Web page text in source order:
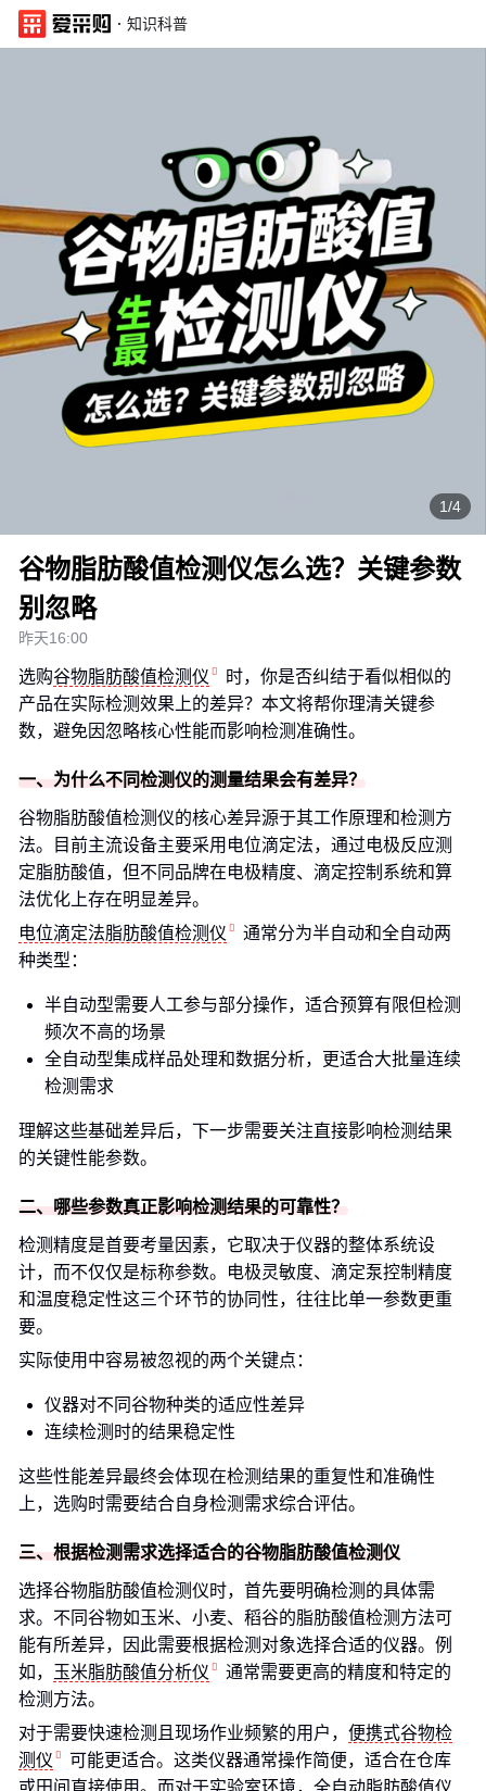
· 知识科普
1/4
谷物脂肪酸值检测仪怎么选？关键参数
别忽略
昨天16:00
选购谷物脂肪酸值检测仪
时，你是否纠结于看似相似的
产品在实际检测效果上的差异？本文将帮你理清关键参
数，避免因忽略核心性能而影响检测准确性。
一、为什么不同检测仪的测量结果会有差异？
谷物脂肪酸值检测仪的核心差异源于其工作原理和检测方
法。目前主流设备主要采用电位滴定法，通过电极反应测
定脂肪酸值，但不同品牌在电极精度、滴定控制系统和算
法优化上存在明显差异。
电位滴定法脂肪酸值检测仪
通常分为半自动和全自动两
种类型：
半自动型需要人工参与部分操作，适合预算有限但检测
频次不高的场景
全自动型集成样品处理和数据分析，更适合大批量连续
检测需求
理解这些基础差异后，下一步需要关注直接影响检测结果
的关键性能参数。
二、哪些参数真正影响检测结果的可靠性？
检测精度是首要考量因素，它取决于仪器的整体系统设
计，而不仅仅是标称参数。电极灵敏度、滴定泵控制精度
和温度稳定性这三个环节的协同性，往往比单一参数更重
要。
实际使用中容易被忽视的两个关键点：
仪器对不同谷物种类的适应性差异
连续检测时的结果稳定性
这些性能差异最终会体现在检测结果的重复性和准确性
上，选购时需要结合自身检测需求综合评估。
三、根据检测需求选择适合的谷物脂肪酸值检测仪
选择谷物脂肪酸值检测仪时，首先要明确检测的具体需
求。不同谷物如玉米、小麦、稻谷的脂肪酸值检测方法可
能有所差异，因此需要根据检测对象选择合适的仪器。例
如，
玉米脂肪酸值分析仪
通常需要更高的精度和特定的
检测方法。
对于需要快速检测且现场作业频繁的用户， 便携式谷物检
测仪
可能更适合。这类仪器通常操作简便，适合在仓库
或田间直接使用。而对于实验室环境， 全自动脂肪酸值仪